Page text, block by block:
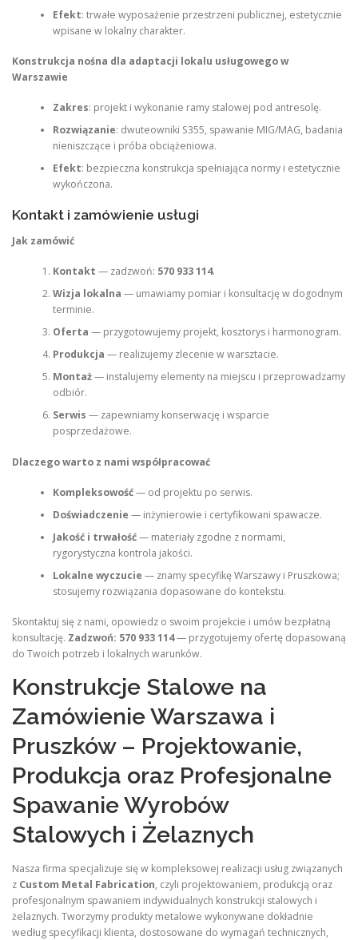
Efekt: trwałe wyposażenie przestrzeni publicznej, estetycznie
wpisane w lokalny charakter.
Konstrukcja nośna dla adaptacji lokalu usługowego w
Warszawie
Zakres: projekt i wykonanie ramy stalowej pod antresolę.
Rozwiązanie: dwuteowniki S355, spawanie MIG/MAG, badania
nieniszczące i próba obciążeniowa.
Efekt: bezpieczna konstrukcja spełniająca normy i estetycznie
wykończona.
Kontakt i zamówienie usługi
Jak zamówić
Kontakt — zadzwoń: 570 933 114.
Wizja lokalna — umawiamy pomiar i konsultację w dogodnym
terminie.
Oferta — przygotowujemy projekt, kosztorys i harmonogram.
Produkcja — realizujemy zlecenie w warsztacie.
Montaż— instalujemy elementy na miejscu i przeprowadzamy
odbiór.
Serwis — zapewniamy konserwację i wsparcie
posprzedażowe.
Dlaczego warto z nami współpracować
Kompleksowość— od projektu po serwis.
Doświadczenie — inżynierowie i certyfikowani spawacze.
Jakość i trwałość— materiały zgodne z normami,
rygorystyczna kontrola jakości.
Lokalne wyczucie — znamy specyfikę Warszawy i Pruszkowa;
stosujemy rozwiązania dopasowane do kontekstu.
Skontaktuj się z nami, opowiedz o swoim projekcie i umów bezpłatną
konsultację. Zadzwoń: 570 933 114— przygotujemy ofertę dopasowaną
do Twoich potrzeb i lokalnych warunków.
Konstrukcje Stalowe na
Zamówienie Warszawa i
Pruszków – Projektowanie,
Produkcja oraz Profesjonalne
Spawanie Wyrobów
Stalowych i Żelaznych
Nasza firma specjalizuje się w kompleksowej realizacji usług związanych
z Custom Metal Fabrication, czyli projektowaniem, produkcją oraz
profesjonalnym spawaniem indywidualnych konstrukcji stalowych i
żelaznych. Tworzymy produkty metalowe wykonywane dokładnie
według specyfikacji klienta, dostosowane do wymagań technicznych,